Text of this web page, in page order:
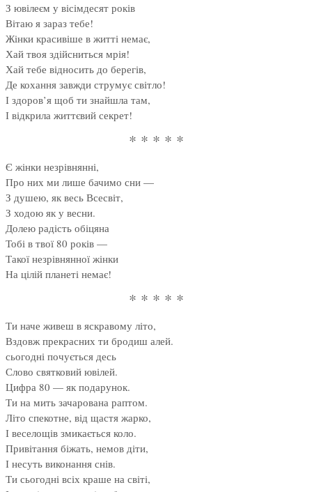
З ювілеєм у вісімдесят років
Вітаю я зараз тебе!
Жінки красивіше в житті немає,
Хай твоя здійсниться мрія!
Хай тебе відносить до берегів,
Де кохання завжди струмує світло!
І здоров’я щоб ти знайшла там,
І відкрила життєвий секрет!
* * * * *
Є жінки незрівнянні,
Про них ми лише бачимо сни —
З душею, як весь Всесвіт,
З ходою як у весни.
Долею радість обіцяна
Тобі в твої 80 років —
Такої незрівнянної жінки
На цілій планеті немає!
* * * * *
Ти наче живеш в яскравому літо,
Вздовж прекрасних ти бродиш алей.
сьогодні почується десь
Слово святковий ювілей.
Цифра 80 — як подарунок.
Ти на мить зачарована раптом.
Літо спекотне, від щастя жарко,
І веселощів змикається коло.
Привітання біжать, немов діти,
І несуть виконання снів.
Ти сьогодні всіх краше на світі,